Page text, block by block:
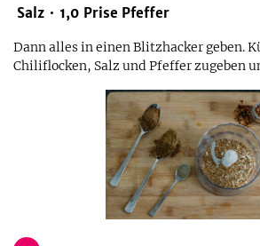
Salz
1,0 Prise Pfeffer
Dann alles in einen Blitzhacker geben.
Chiliflocken, Salz und Pfeffer zugeben